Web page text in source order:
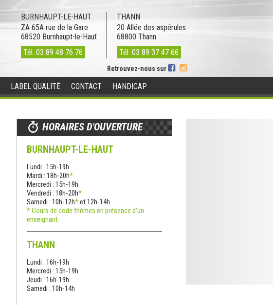
BURNHAUPT-LE-HAUT
ZA 65A rue de la Gare
68520 Burnhaupt-le-Haut
Tél. 03 89 48 76 76
THANN
20 Allée des aspérules
68800 Thann
Tél. 03 89 37 47 66
Retrouvez-nous sur
LABEL QUALITÉ CONTACT HANDICAP
HORAIRES D'OUVERTURE
BURNHAUPT-LE-HAUT
Lundi : 15h-19h
Mardi : 18h-20h*
Mercredi : 15h-19h
Vendredi : 18h-20h*
Samedi : 10h-12h*et 12h-14h
* Cours de code thèmes en présence d'un
enseignant
THANN
Lundi : 16h-19h
Mercredi : 15h-19h
Jeudi : 16h-19h
Samedi : 10h-14h